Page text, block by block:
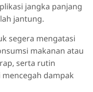
jangka panjang
jantung.
segera mengatasi
makanan atau
serta rutin
dampak